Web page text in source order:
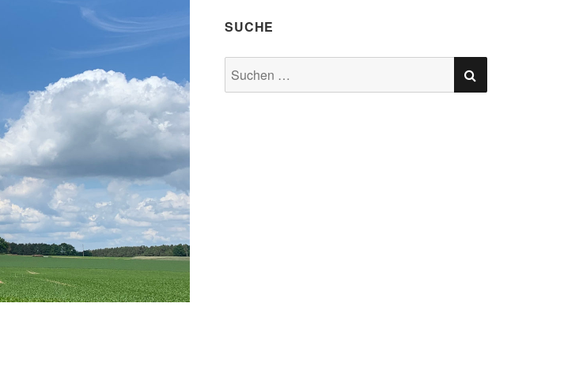
SUCHE
Suchen
nach:
SUCHEN